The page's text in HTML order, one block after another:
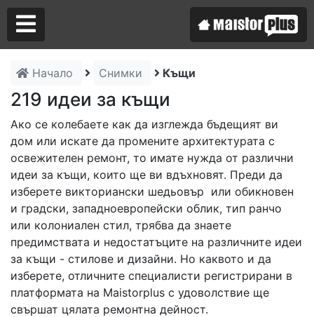
Начало Снимки Къщи
219 идеи за къщи
Ако се колебаете как да изглежда бъдещият ви
дом или искате да промените архитектурата с
освежителен ремонт, то имате нужда от различни
идеи за къщи, които ще ви вдъхновят. Преди да
изберете викториански шедьовър или обикновен
и градски, западноевропейски облик, тип ранчо
или колониален стил, трябва да знаете
предимствата и недостатъците на различните идеи
за къщи - стилове и дизайни. Но каквото и да
изберете, отличните специалисти регистрирани в
платформата на Maistorplus с удоволствие ще
свършат цялата ремонтна дейност.
Аз съм майстор
Търся майстор